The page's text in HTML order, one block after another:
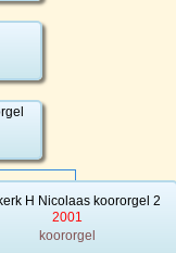
H Nicolaas koororgel 2
2001
koororgel